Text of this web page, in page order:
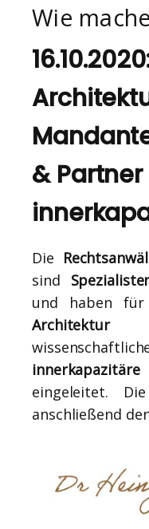
Wie
&
Die
sind
und haben
Architektur
eingeleitet.
anschließend